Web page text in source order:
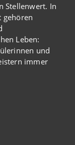
Stellenwert. In
gehören
Leben:
und
immer